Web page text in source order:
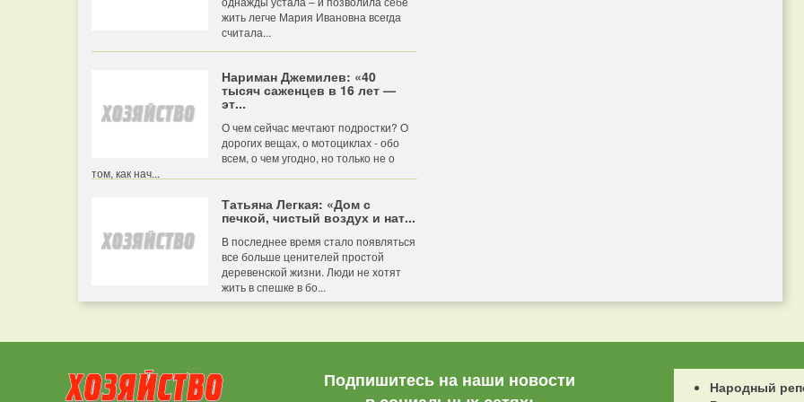
жить легче Мария Ивановна всегда
считала...
Нариман Джемилев: «40
тысяч саженцев в 16 лет —
эт...
О чем сейчас мечтают подростки? О
дорогих вещах, о мотоциклах - обо
всем, о чем угодно, но только не о
том, как нач...
Татьяна Легкая: «Дом с
печкой, чистый воздух и нат...
В последнее время стало появляться
все больше ценителей простой
деревенской жизни. Люди не хотят
жить в спешке в бо...
Подпишитесь на наши новости
Народный